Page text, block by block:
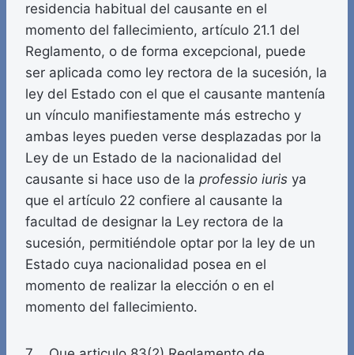
residencia habitual del causante en el
momento del fallecimiento, artículo 21.1 del
Reglamento, o de forma excepcional, puede
ser aplicada como ley rectora de la sucesión, la
ley del Estado con el que el causante mantenía
un vínculo manifiestamente más estrecho y
ambas leyes pueden verse desplazadas por la
Ley de un Estado de la nacionalidad del
causante si hace uso de la professio iuris ya
que el artículo 22 confiere al causante la
facultad de designar la Ley rectora de la
sucesión, permitiéndole optar por la ley de un
Estado cuya nacionalidad posea en el
momento de realizar la elección o en el
momento del fallecimiento.